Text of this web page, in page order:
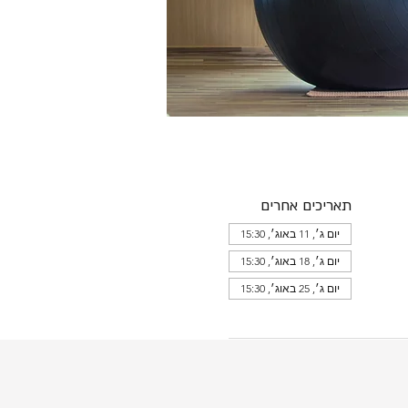
תאריכים אחרים
יום ג׳, 11 באוג׳, 15:30
יום ג׳, 18 באוג׳, 15:30
יום ג׳, 25 באוג׳, 15:30